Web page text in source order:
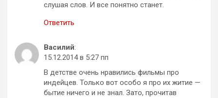
слушая слов. И все понятно станет.
Ответить
Василий:
15.12.2014 в 5:27 пп
В детстве очень нравились фильмы про
индейцев. Только вот особо я про их житие —
бытие ничего и не знал. Зато, прочитав